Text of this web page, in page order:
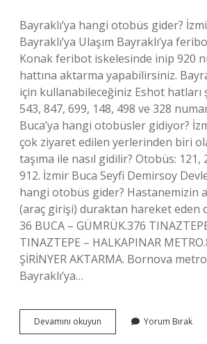
Bayraklı’ya hangi otobüs gider?
Bayraklı’ya Ulaşım Bayraklı’ya
Konak feribot iskelesinde inip 920
hattına aktarma yapabilirsiniz.
için kullanabileceğiniz Eshot hatları
543, 847, 699, 148, 498 ve 328
Buca’ya hangi otobüsler gidiyor?
çok ziyaret edilen yerlerinden biri
taşıma ile nasıl gidilir? Otobüs: 121,
912. İzmir Buca Seyfi Demirsoy
hangi otobüs gider? Hastanemizin
(araç girişi) duraktan hareket eden
36 BUCA – GÜMRÜK.376
TINAZTEPE – HALKAPINAR
ŞİRİNYER AKTARMA. Bornova
Bayraklı’ya…
Devamını okuyun Bucadan
Bayraklıya
Yorum Bırak